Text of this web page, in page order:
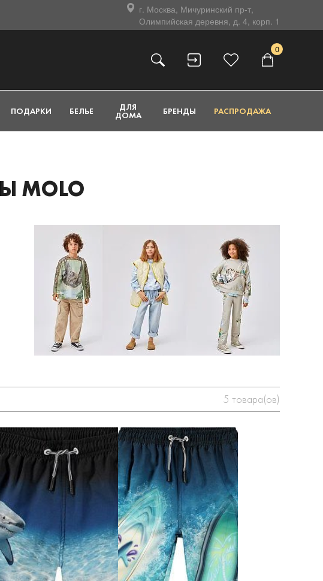
г. Москва, Мичуринский пр-т,
Олимпийская деревня, д. 4, корп. 1
0
ПОДАРКИ БЕЛЬЕ ДЛЯ
ДОМА БРЕНДЫ РАСПРОДАЖА
MOLO
5 товара(ов)